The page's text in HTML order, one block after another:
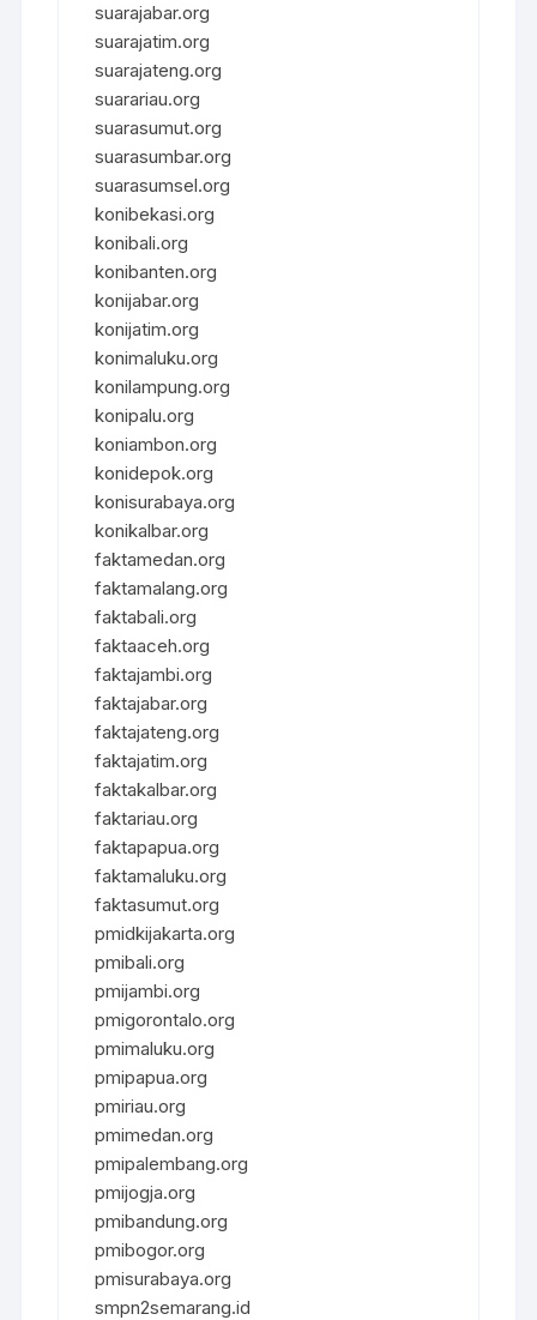
suarajabar.org
suarajatim.org
suarajateng.org
suarariau.org
suarasumut.org
suarasumbar.org
suarasumsel.org
konibekasi.org
konibali.org
konibanten.org
konijabar.org
konijatim.org
konimaluku.org
konilampung.org
konipalu.org
koniambon.org
konidepok.org
konisurabaya.org
konikalbar.org
faktamedan.org
faktamalang.org
faktabali.org
faktaaceh.org
faktajambi.org
faktajabar.org
faktajateng.org
faktajatim.org
faktakalbar.org
faktariau.org
faktapapua.org
faktamaluku.org
faktasumut.org
pmidkijakarta.org
pmibali.org
pmijambi.org
pmigorontalo.org
pmimaluku.org
pmipapua.org
pmiriau.org
pmimedan.org
pmipalembang.org
pmijogja.org
pmibandung.org
pmibogor.org
pmisurabaya.org
smpn2semarang.id